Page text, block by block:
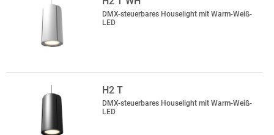
DMX-steuerbares Houselight mit Warm-Weiß-
LED
H2 T
DMX-steuerbares Houselight mit Warm-Weiß-
LED